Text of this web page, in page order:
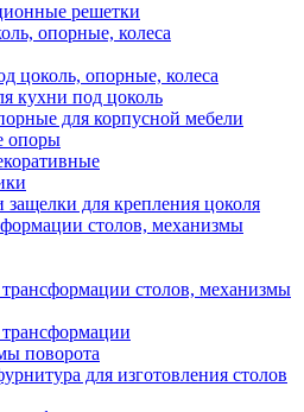
решетки
опорные, колеса
цоколь, опорные, колеса
кухни под цоколь
для корпусной мебели
опоры
для крепления цоколя
столов, механизмы
столов, механизмы
поворота
для изготовления столов